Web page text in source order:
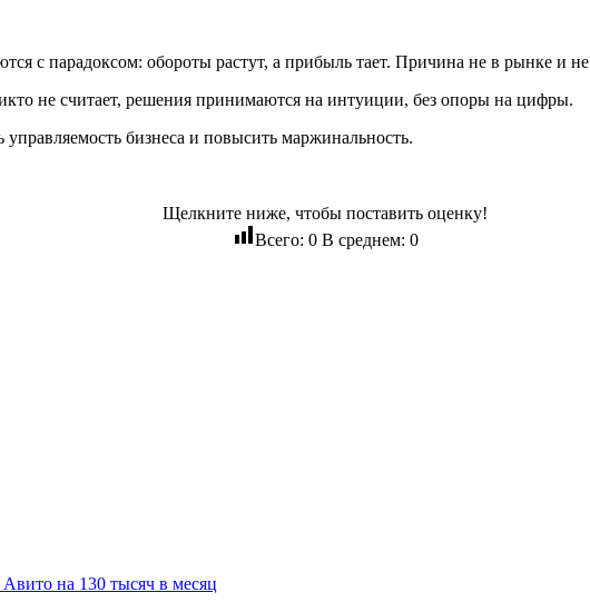
с парадоксом: обороты растут, а прибыль тает. Причина не в рынке и
не считает, решения принимаются на интуиции, без опоры на цифры.
бизнеса и повысить маржинальность.
Щелкните ниже, чтобы поставить оценку!
Всего: 0В среднем: 0